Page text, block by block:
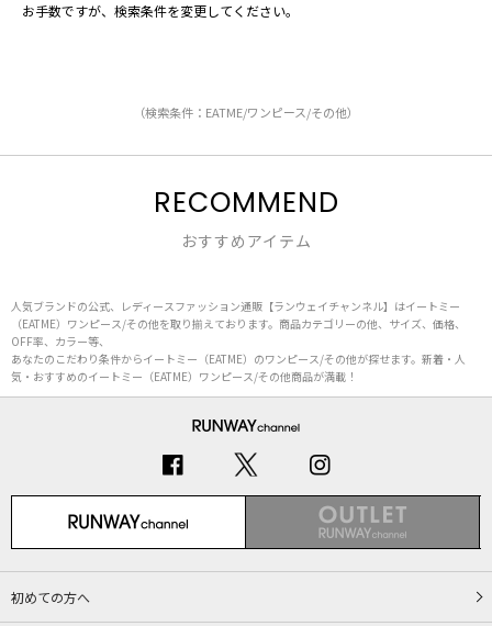
お手数ですが、検索条件を変更してください。
（検索条件：EATME/ワンピース/その他）
RECOMMEND
おすすめアイテム
人気ブランドの公式、レディースファッション通販【ランウェイチャンネル】はイートミー
（EATME）ワンピース/その他を取り揃えております。商品カテゴリーの他、サイズ、価格、
OFF率、カラー等、
あなたのこだわり条件からイートミー（EATME）のワンピース/その他が探せます。新着・人
気・おすすめのイートミー（EATME）ワンピース/その他商品が満載！
初めての方へ